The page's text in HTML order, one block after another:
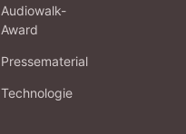
Audiowalk-
Award
Pressematerial
Technologie